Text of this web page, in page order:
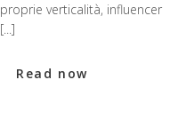
proprie verticalità, influencer
[...]
Read now